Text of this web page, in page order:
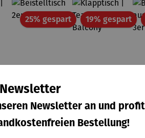
25% gespartRabatt19% gespart
Newsletter
Newsletter an und
Bestellung!